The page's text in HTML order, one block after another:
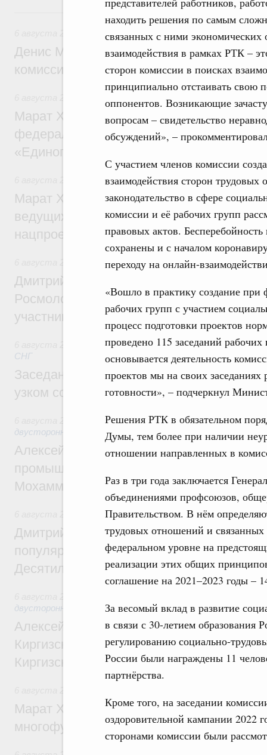
находить решения по самым
связанных с ними
взаимодействия в рамках РТК –
сторон комиссии в поисках
принципиально отстаивать свою
оппонентов. Возникающие
вопросам – свидетельство
обсуждений», –
С участием членов комиссии
взаимодействия сторон
законодательство в сфере
комиссии и её рабочих групп
правовых актов.
сохранены и с началом
переходу на онлайн-
«Вошло в практику создание при
рабочих групп с участием
процесс подготовки проектов
проведено 115 заседаний
основывается деятельность
проектов мы на своих
готовности», – подчеркнул
Решения РТК в обязательном
Думы, тем более при наличии
отношении направленных в
Раз в три года заключается
объединениями профсоюзов,
Правительством. В нём
трудовых отношений и
федеральном уровне на
реализации этих общих
соглашение на 2021–2023 годы –
За весомый вклад в развитие
в связи с 30-летием образования
регулированию социально-
России были награждены 11
партнёрства.
Кроме того, на заседании
оздоровительной кампании 2022
сторонами комиссии были
Вчера
Общие вопросы промышленной политики
Денис Мантуров провёл заседание
комиссии по промышленности
Регулирование в сфере строительства
Марат Хуснуллин: Более 130
федерального значения построено под
«Единого заказчика»
Национальный проект «Инфраструктура
Марат Хуснуллин: Порядка 200
ведущих к спортивным объектам,
нацпроекту «Инфраструктура для
Молодёжная политика
Дмитрий Чернышенко, Сергей Кравцов и
Росмолодёжи Григорий Гуров
участников проекта «Кольцо открытий»
Евразийский экономический союз.
СНГ
Заседание Евразийского
узком составе
Экономические отношения с
двусторонней основе
Алексей Оверчук провёл рабочую
промышленности, недропользования и
Мохаммадом Атабаком
Внутренний и въездной туризм
Дмитрий Чернышенко: Порядка 110
популярного туризма в 35 регионах
Десятилетия науки и технологий
двусторонней основе
Алексей Оверчук принял участие в
Киргизского экономического форума и
Киргизской межрегиональной
Марат Хуснуллин: На двух скоростных
многофункциональные зоны дорожного